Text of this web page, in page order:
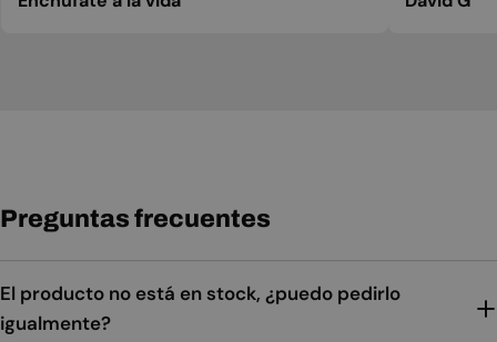
Preguntas frecuentes
El producto no está en stock, ¿puedo pedirlo
igualmente?